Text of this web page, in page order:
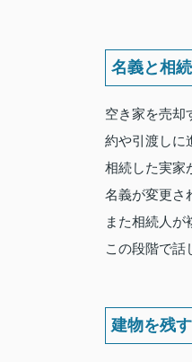
名義と相
空き家を売却
約や引渡しに
相続した実家
名義が変更さ
また相続人が
この段階で話
建物を残